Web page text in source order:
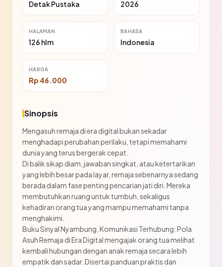
Detak Pustaka 2026
HALAMAN
126 hlm
BAHASA
Indonesia
HARGA
Rp 46.000
Sinopsis
Mengasuh remaja di era digital bukan sekadar
menghadapi perubahan perilaku, tetapi memahami
dunia yang terus bergerak cepat.
Di balik sikap diam, jawaban singkat, atau ketertarikan
yang lebih besar pada layar, remaja sebenarnya sedang
berada dalam fase penting pencarian jati diri. Mereka
membutuhkan ruang untuk tumbuh, sekaligus
kehadiran orang tua yang mampu memahami tanpa
menghakimi.
Buku Sinyal Nyambung, Komunikasi Terhubung: Pola
Asuh Remaja di Era Digital mengajak orang tua melihat
kembali hubungan dengan anak remaja secara lebih
empatik dan sadar. Disertai panduan praktis dan